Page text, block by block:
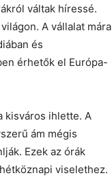
váltak híressé.
A vállalat mára
és
érhetők el Európa-
kisváros ihlette. A
ám mégis
Ezek az órák
viselethez.